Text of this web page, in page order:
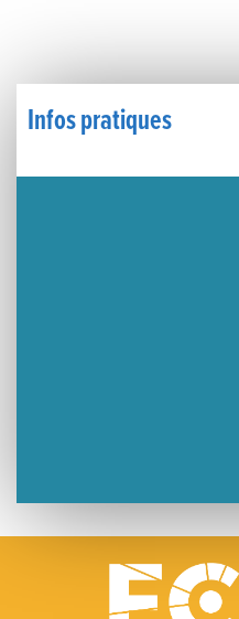
Travaux de raccordement de la
La passerelle de la Guiche du Parc
Infos pratiques